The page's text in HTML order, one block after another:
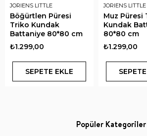
JORIENS LITTLE
Böğürtlen Püresi
Triko Kundak
Battaniye 80*80 cm
₺1.299,00
SEPETE EKLE
JORIENS LITTLE
Muz Püresi
Kundak
80*80 cm
₺1.299,00
Popüler Kategoriler